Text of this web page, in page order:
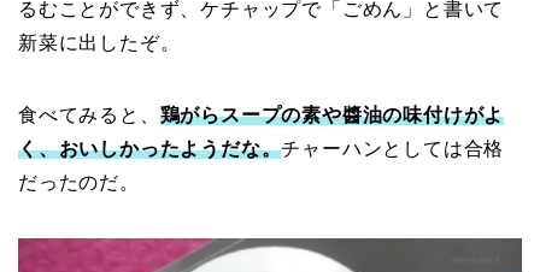
るむことができず、ケチャップで「ごめん」と書いて
新菜に出したぞ。
食べてみると、 鶏がらスープの素や醬油の味付けがよ
く、おいしかったようだな。チャーハンとしては合格
だったのだ。